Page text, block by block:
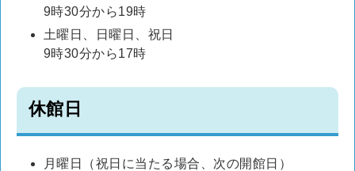
9時30分から19時
土曜日、日曜日、祝日
9時30分から17時
休館日
月曜日（祝日に当たる場合、次の開館日）